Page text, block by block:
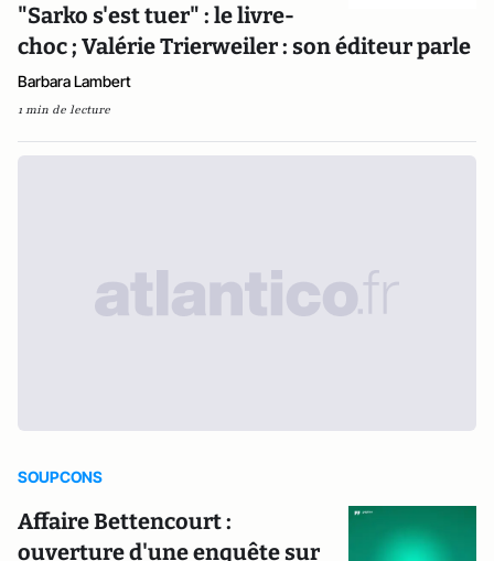
"Sarko s'est tuer" : le livre-
choc ; Valérie Trierweiler : son éditeur parle
Barbara Lambert
1 min de lecture
SOUPCONS
Affaire Bettencourt :
ouverture d'une enquête sur